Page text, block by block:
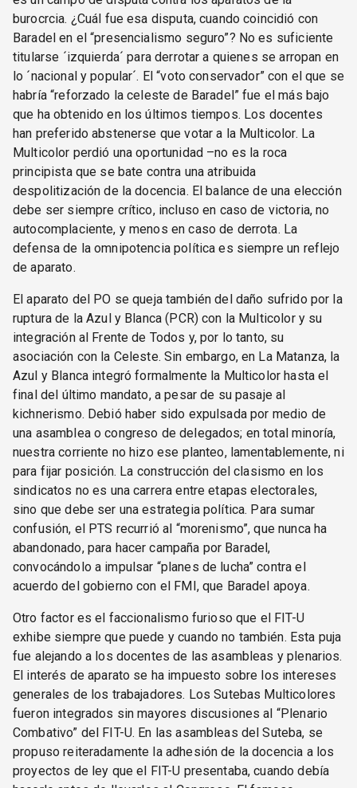
burocrcia. ¿Cuál fue esa disputa, cuando coincidió con
Baradel en el “presencialismo seguro”? No es suficiente
titularse ´izquierda´ para derrotar a quienes se arropan en
lo ´nacional y popular´. El “voto conservador” con el que se
habría “reforzado la celeste de Baradel” fue el más bajo
que ha obtenido en los últimos tiempos. Los docentes
han preferido abstenerse que votar a la Multicolor. La
Multicolor perdió una oportunidad –no es la roca
principista que se bate contra una atribuida
despolitización de la docencia. El balance de una elección
debe ser siempre crítico, incluso en caso de victoria, no
autocomplaciente, y menos en caso de derrota. La
defensa de la omnipotencia política es siempre un reflejo
de aparato.
El aparato del PO se queja también del daño sufrido por la
ruptura de la Azul y Blanca (PCR) con la Multicolor y su
integración al Frente de Todos y, por lo tanto, su
asociación con la Celeste. Sin embargo, en La Matanza, la
Azul y Blanca integró formalmente la Multicolor hasta el
final del último mandato, a pesar de su pasaje al
kichnerismo. Debió haber sido expulsada por medio de
una asamblea o congreso de delegados; en total minoría,
nuestra corriente no hizo ese planteo, lamentablemente, ni
para fijar posición. La construcción del clasismo en los
sindicatos no es una carrera entre etapas electorales,
sino que debe ser una estrategia política. Para sumar
confusión, el PTS recurrió al “morenismo”, que nunca ha
abandonado, para hacer campaña por Baradel,
convocándolo a impulsar “planes de lucha” contra el
acuerdo del gobierno con el FMI, que Baradel apoya.
Otro factor es el faccionalismo furioso que el FIT-U
exhibe siempre que puede y cuando no también. Esta puja
fue alejando a los docentes de las asambleas y plenarios.
El interés de aparato se ha impuesto sobre los intereses
generales de los trabajadores. Los Sutebas Multicolores
fueron integrados sin mayores discusiones al “Plenario
Combativo” del FIT-U. En las asambleas del Suteba, se
propuso reiteradamente la adhesión de la docencia a los
proyectos de ley que el FIT-U presentaba, cuando debía